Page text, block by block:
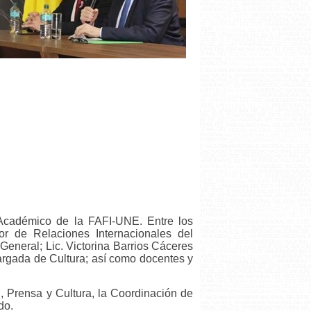
de la FAFI-UNE. Entre los
de Relaciones Internacionales del
Lic. Victorina Barrios Cáceres
de Cultura; así como docentes y
Prensa y Cultura, la Coordinación de